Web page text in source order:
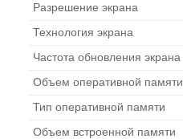
Разрешение экрана
Технология экрана
Частота обновления экрана
Объем оперативной памяти
Тип оперативной памяти
Объем встроенной памяти